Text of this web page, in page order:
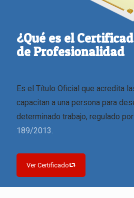
¿Qué es el
de Profesionalidad
Es el Título Oficial que acredita
capacitan a una persona para
determinado trabajo, regulado por
189/2013.
Ver Certificado